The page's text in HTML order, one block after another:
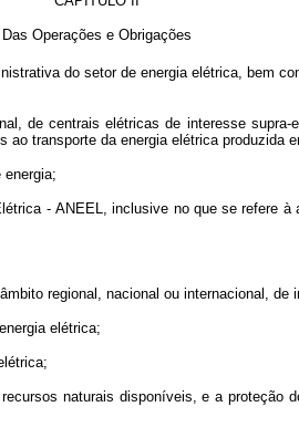
Das Operações e Obrigações
do setor de energia elétrica, bem
centrais elétricas de interesse supra-
transporte da energia elétrica produzida
- ANEEL, inclusive no que se refere à
regional, nacional ou internacional, de
elétrica;
naturais disponíveis, e a proteção